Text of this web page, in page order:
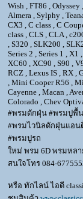
Wish , FT86 ,
Almera , Sylphy ,
CX3 , C class , C
class , CLS , CLA ,
, S320 , SLK200 ,
Series 2 , Series 1 ,
XC60 , XC90 , S90 ,
RCZ , Lexus IS , RX ,
, Mini Cooper R56 ,
Cayenne , Macan ,
Colorado , Chev
#พรมดักฝุ่น #พรมปูพื้
#พรมไวนิลดักฝุ่นแอนตี้
#พรมปูรถ
ใหม่ พรม 6D พรมหล
สนใจโทร 084-
หรือ ทักไลน์ ไอดี